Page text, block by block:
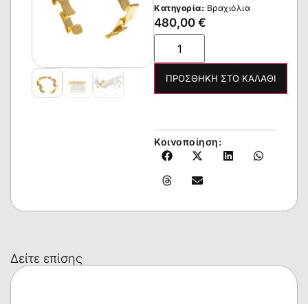
Κατηγορία: Βραχιόλια
480,00 €
ΠΡΟΣΘΉΚΗ ΣΤΟ ΚΑΛΆΘΙ
Κοινοποίηση:
Δείτε επίσης